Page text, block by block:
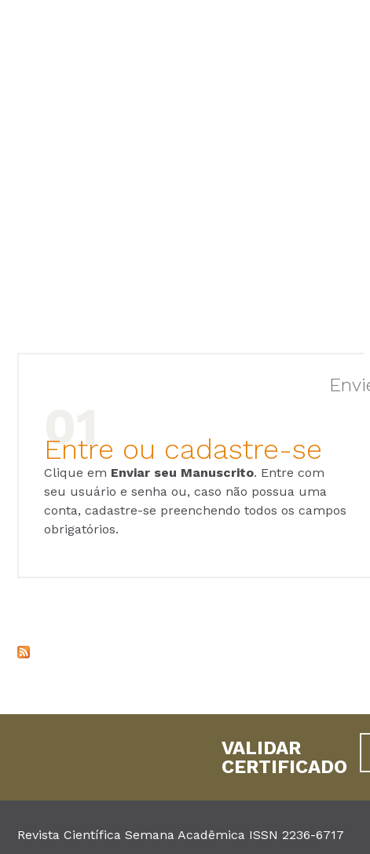
Entre ou cadastre-se
Clique em Enviar seu Manuscrito. Entre com
seu usuário e senha ou, caso não possua uma
conta, cadastre-se preenchendo todos os campos
obrigatórios.
VALIDAR
CERTIFICADO
Revista Científica Semana Acadêmica ISSN 2236-6717